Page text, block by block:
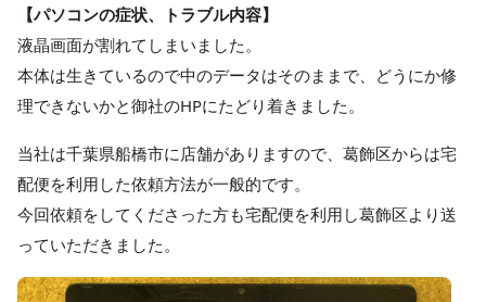
【パソコンの症状、トラブル内容】
液晶画面が割れてしまいました。
本体は生きているので中のデータはそのままで、どうにか修
理できないかと御社のHPにたどり着きました。
当社は千葉県船橋市に店舗がありますので、葛飾区からは宅
配便を利用した依頼方法が一般的です。
今回依頼をしてくださった方も宅配便を利用し葛飾区より送
っていただきました。